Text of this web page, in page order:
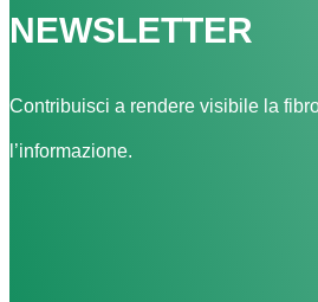
NEWSLETTER
Contribuisci a rendere visibile la
l’informazione.